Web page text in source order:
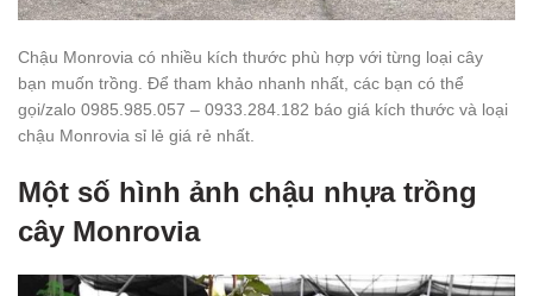
Chậu Monrovia có nhiều kích thước phù hợp với từng loại cây
bạn muốn trồng. Để tham khảo nhanh nhất, các bạn có thể
gọi/zalo 0985.985.057 – 0933.284.182 báo giá kích thước và loại
chậu Monrovia sỉ lẻ giá rẻ nhất.
Một số hình ảnh chậu nhựa trồng
cây Monrovia